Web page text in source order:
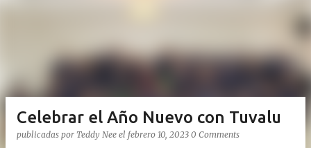
Celebrar el Año Nuevo con Tuvalu
publicadas por Teddy Nee el febrero 10, 2023 0 Comments